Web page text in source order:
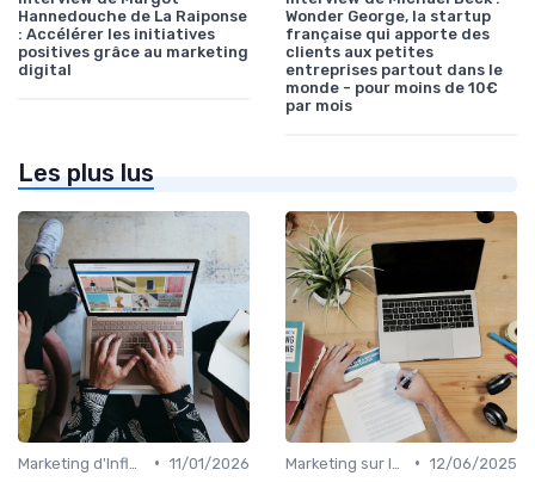
Hannedouche de La Raiponse
: Accélérer les initiatives
positives grâce au marketing
digital
Wonder George, la startup
française qui apporte des
clients aux petites
entreprises partout dans le
monde - pour moins de 10€
par mois
Les plus lus
• 11/01/2026
• 12/06/2025